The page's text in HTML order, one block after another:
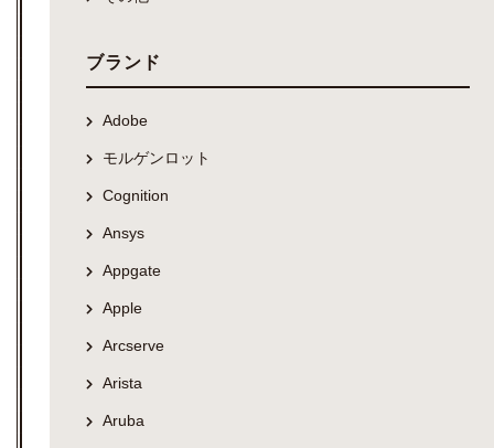
ブランド
Adobe
モルゲンロット
Cognition
Ansys
Appgate
Apple
Arcserve
Arista
Aruba